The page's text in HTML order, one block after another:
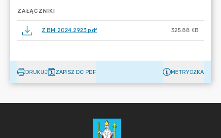
ZAŁĄCZNIKI
Z.BM.2024.2923.pdf 325.88 KB
DRUKUJ ZAPISZ DO PDF METRYCZKA